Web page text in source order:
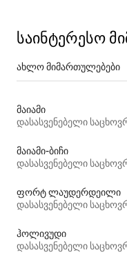
საინტერესო
ახლო მიმართულებები
მაიამი
მაიამი-ბიჩი
ფორტ ლაუდერდეილი
ჰოლივუდი